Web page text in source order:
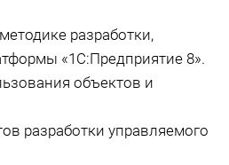
разработки,
«1С:Предприятие 8».
объектов и
разработки управляемого